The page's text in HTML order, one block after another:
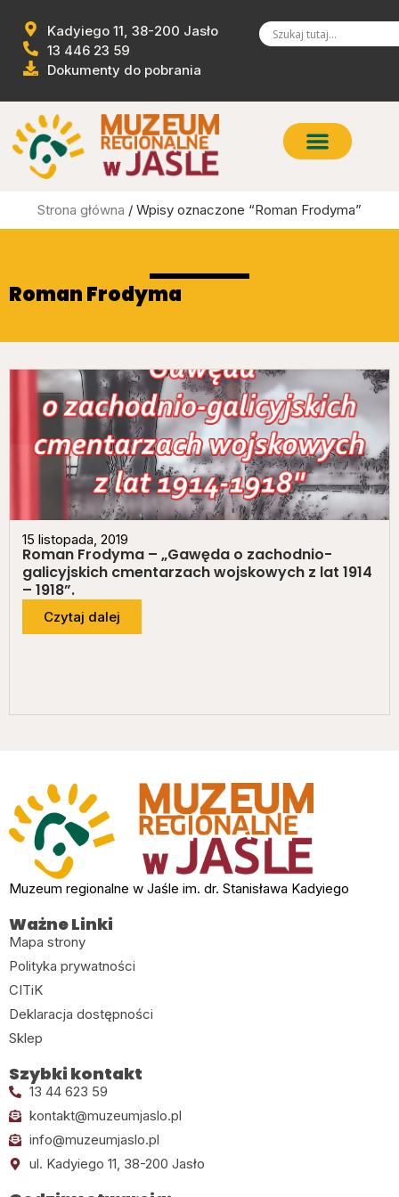
Kadyiego 11, 38-200 Jasło
13 446 23 59
Dokumenty do pobrania
Strona główna / Wpisy oznaczone “Roman Frodyma”
Roman Frodyma
15 listopada, 2019
Roman Frodyma – „Gawęda o zachodnio-
galicyjskich cmentarzach wojskowych z lat 1914
– 1918”.
Czytaj dalej
Muzeum regionalne w Jaśle im. dr. Stanisława Kadyiego
Ważne Linki
Mapa strony
Polityka prywatności
CITiK
Deklaracja dostępności
Sklep
Szybki kontakt
13 44 623 59
kontakt@muzeumjaslo.pl
info@muzeumjaslo.pl
ul. Kadyiego 11, 38-200 Jasło